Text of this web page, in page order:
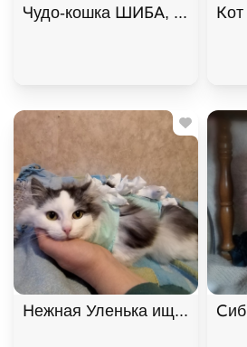
Чудо-кошка ШИБА, русская
Нежная Уленька ищет дом,